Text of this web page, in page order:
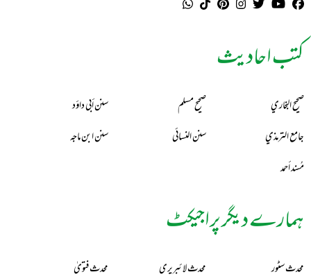
کتب احادیث
صحيح البخاري صحيح مسلم
سنن أبي داؤد
جامع الترمذي
سنن النسائي
سنن ابن ماجه
مُسند أحمد
ہمارے دیگر پراجیکٹ
محدث سٹور محدث لائبریری محدث فتویٰ